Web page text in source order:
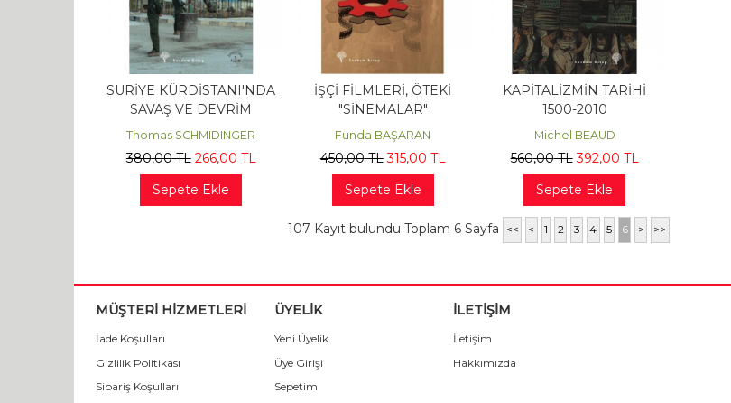
SURİYE KÜRDİSTANI'NDA
SAVAŞ VE DEVRİM
Rojava’dan Sesler ve
Thomas SCHMIDINGER
380,00TL 266,00 TL
Sepete Ekle
İŞÇİ FİLMLERİ, ÖTEKİ
"SİNEMALAR"
Funda BAŞARAN
450,00TL 315,00 TL
Sepete Ekle
KAPİTALİZMİN TARİHİ
1500-2010
Michel BEAUD
560,00TL 392,00 TL
Sepete Ekle
107 Kayıt bulundu Toplam 6 Sayfa << < 1 2 3 4 5 6 > >>
MÜŞTERİ HİZMETLERİ
İade Koşulları
Gizlilik Politikası
Sipariş Koşulları
ÜYELİK
Yeni Üyelik
Üye Girişi
Sepetim
İLETİŞİM
İletişim
Hakkımızda